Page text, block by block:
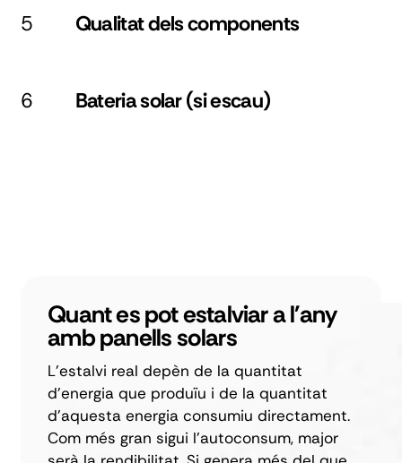
5 Qualitat dels components
6 Bateria solar (si escau)
Quant es pot estalviar a l'any
amb panells solars
L'estalvi real depèn de la quantitat
d'energia que produïu i de la quantitat
d'aquesta energia consumiu directament.
Com més gran sigui l'autoconsum, major